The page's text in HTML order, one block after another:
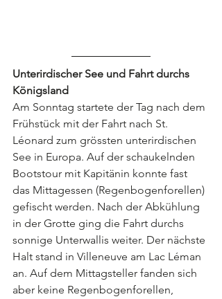
Unterirdischer See und Fahrt durchs
Königsland
Am Sonntag startete der Tag nach dem
Frühstück mit der Fahrt nach St.
Léonard zum grössten unterirdischen
See in Europa. Auf der schaukelnden
Bootstour mit Kapitänin konnte fast
das Mittagessen (Regenbogenforellen)
gefischt werden. Nach der Abkühlung
in der Grotte ging die Fahrt durchs
sonnige Unterwallis weiter. Der nächste
Halt stand in Villeneuve am Lac Léman
an. Auf dem Mittagsteller fanden sich
aber keine Regenbogenforellen,